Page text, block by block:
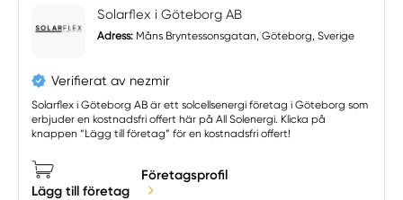
Solarflex i Göteborg AB
Adress: Måns Bryntessonsgatan, Göteborg, Sverige
Verifierat av nezmir
Solarflex i Göteborg AB är ett solcellsenergi företag i Göteborg som
erbjuder en kostnadsfri offert här på All Solenergi. Klicka på
knappen “Lägg till företag” för en kostnadsfri offert!
Lägg till företag
Företagsprofil